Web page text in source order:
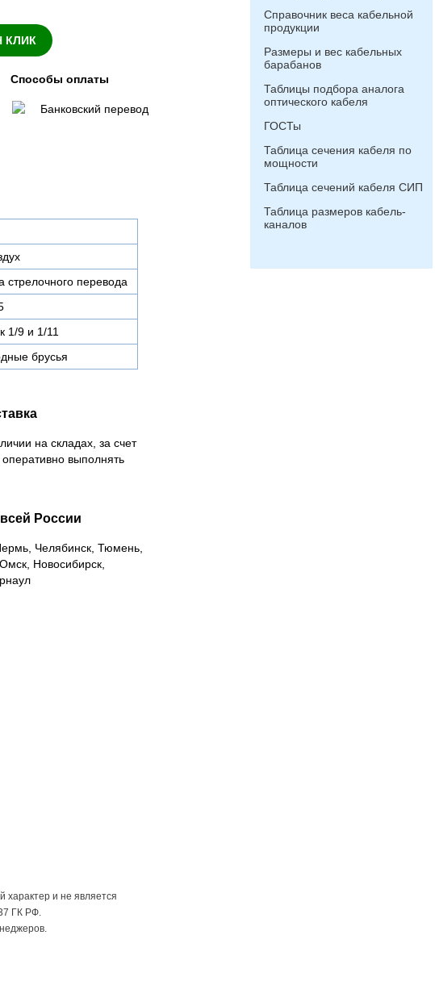
КЛИК
Способы оплаты
Банковский перевод
стрелочного перевода
1/9 и 1/11
брусья
на складах, за счет
выполнять
России
Челябинск, Тюмень,
Новосибирск,
Справочник веса кабельной
продукции
Размеры и вес кабельных
барабанов
Таблицы подбора аналога
оптического кабеля
ГОСТы
Таблица сечения кабеля по
мощности
Таблица сечений кабеля СИП
Таблица размеров кабель-
каналов
и не является
ГК РФ.